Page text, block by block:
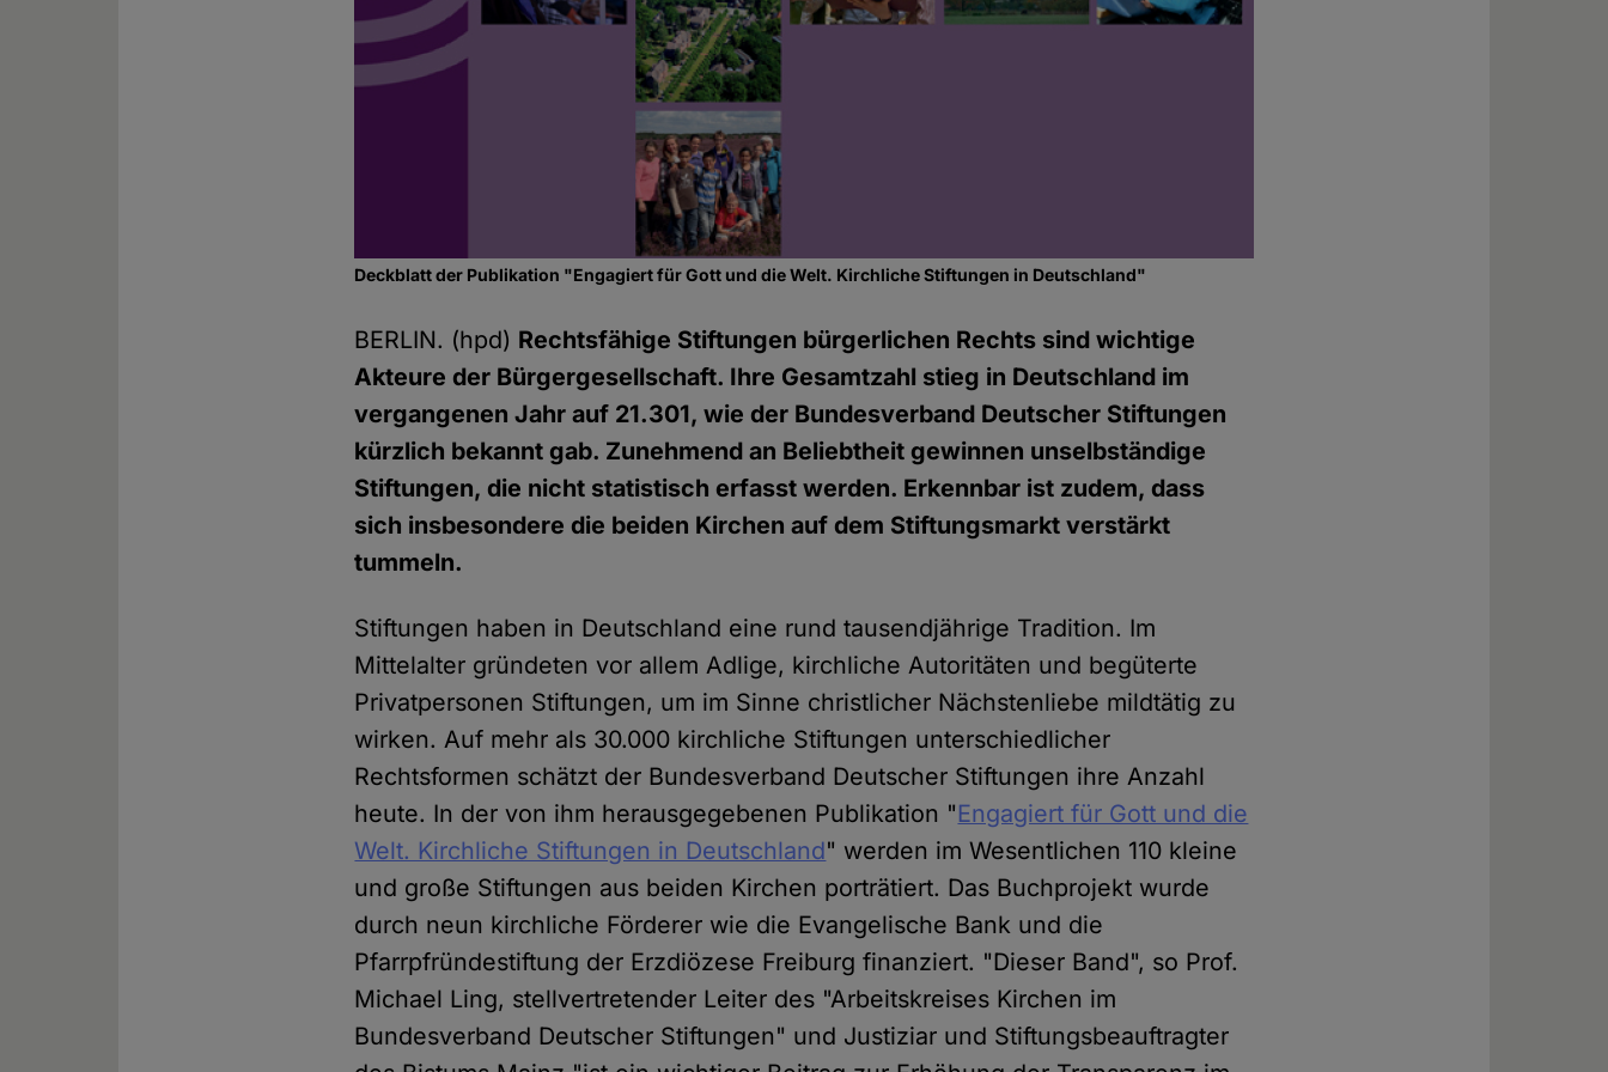
Deckblatt der Publikation "Engagiert für Gott und die Welt. Kirchliche Stiftungen in Deutschland"
BERLIN. (hpd) Rechtsfähige Stiftungen bürgerlichen Rechts sind wichtige
Akteure der Bürgergesellschaft. Ihre Gesamtzahl stieg in Deutschland im
vergangenen Jahr auf 21.301, wie der Bundesverband Deutscher Stiftungen
kürzlich bekannt gab. Zunehmend an Beliebtheit gewinnen unselbständige
Stiftungen, die nicht statistisch erfasst werden. Erkennbar ist zudem, dass
sich insbesondere die beiden Kirchen auf dem Stiftungsmarkt verstärkt
tummeln.
Stiftungen haben in Deutschland eine rund tausendjährige Tradition. Im
Mittelalter gründeten vor allem Adlige, kirchliche Autoritäten und begüterte
Privatpersonen Stiftungen, um im Sinne christlicher Nächstenliebe mildtätig zu
wirken. Auf mehr als 30.000 kirchliche Stiftungen unterschiedlicher
Rechtsformen schätzt der Bundesverband Deutscher Stiftungen ihre Anzahl
heute. In der von ihm herausgegebenen Publikation "Engagiert für Gott und die
Welt. Kirchliche Stiftungen in Deutschland" werden im Wesentlichen 110 kleine
und große Stiftungen aus beiden Kirchen porträtiert. Das Buchprojekt wurde
durch neun kirchliche Förderer wie die Evangelische Bank und die
Pfarrpfründestiftung der Erzdiözese Freiburg finanziert. "Dieser Band", so Prof.
Michael Ling, stellvertretender Leiter des "Arbeitskreises Kirchen im
Bundesverband Deutscher Stiftungen" und Justiziar und Stiftungsbeauftragter